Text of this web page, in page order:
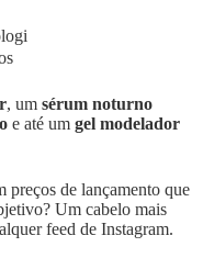
, um sérum noturno
e até um gel modelador
preços de lançamento que
Um cabelo mais
feed de Instagram.